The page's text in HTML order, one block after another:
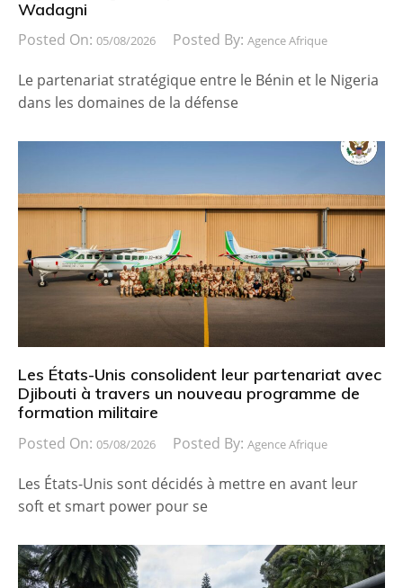
Wadagni
Posted On: 05/08/2026 Posted By: Agence Afrique
Le partenariat stratégique entre le Bénin et le Nigeria
dans les domaines de la défense
Les États-Unis consolident leur partenariat avec
Djibouti à travers un nouveau programme de
formation militaire
Posted On: 05/08/2026 Posted By: Agence Afrique
Les États-Unis sont décidés à mettre en avant leur
soft et smart power pour se